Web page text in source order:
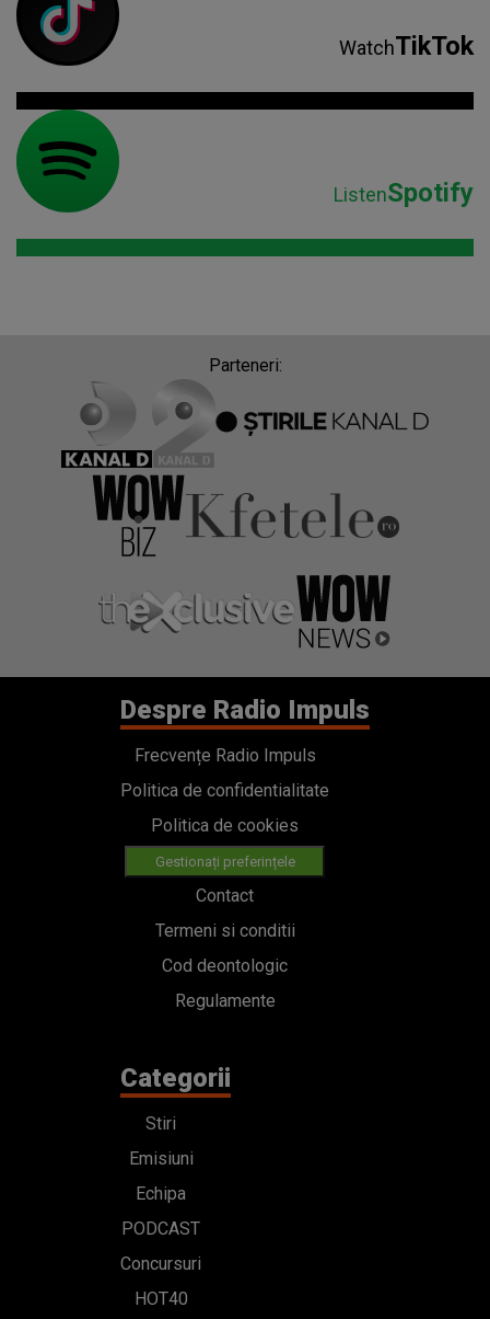
WatchTikTok
ListenSpotify
Parteneri:
Despre Radio Impuls
Frecvențe Radio Impuls
Politica de confidentialitate
Politica de cookies
Gestionați preferințele
Contact
Termeni si conditii
Cod deontologic
Regulamente
Categorii
Stiri
Emisiuni
Echipa
PODCAST
Concursuri
HOT40